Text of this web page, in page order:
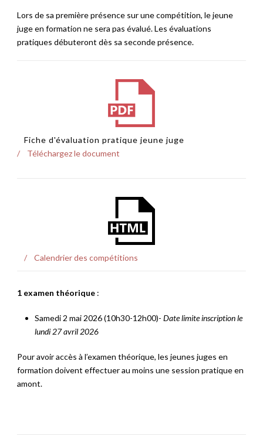
Lors de sa première présence sur une compétition, le jeune
juge en formation ne sera pas évalué. Les évaluations
pratiques débuteront dès sa seconde présence.
Fiche d'évaluation pratique jeune juge
Téléchargez le document
Calendrier des compétitions
1 examen théorique :
Samedi 2 mai 2026 (10h30-12h00)- Date limite inscription le
lundi 27 avril 2026
Pour avoir accès à l’examen théorique, les jeunes juges en
formation doivent effectuer au moins une session pratique en
amont.